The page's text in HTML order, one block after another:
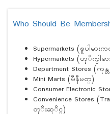
Who Should Be
Supermarkets (စူပါမား
Hypermarkets (ဟုိက္ပါ
Department Stores (
Mini Marts (မီနီမတ္)
Consumer Electronic
Convenience Stores
တုိးဆုိင္)